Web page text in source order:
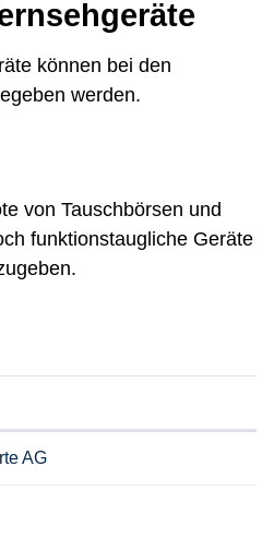
können bei den
werden.
von Tauschbörsen und
funktionstaugliche Geräte
AG